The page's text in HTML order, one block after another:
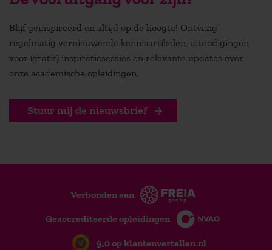
Blijf geïnspireerd en altijd op de hoogte! Ontvang
regelmatig vernieuwende kennisartikelen, uitnodigingen
voor (gratis) inspiratiesessies en relevante updates over
onze academische opleidingen.
Stuur mij de nieuwsbrief
Verbonden aan
Geaccrediteerde opleidingen
9,0 op klantenvertellen.nl